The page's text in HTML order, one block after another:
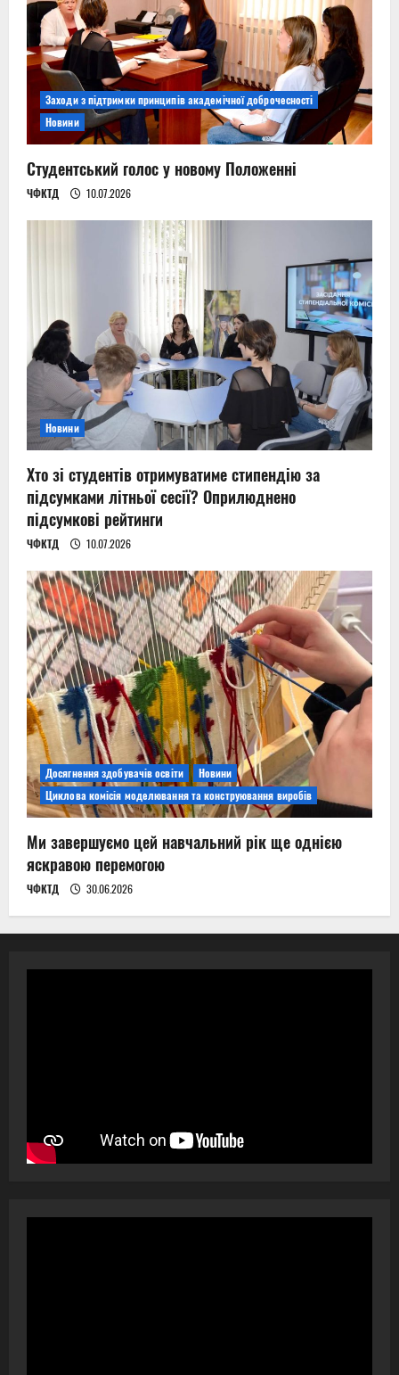
Заходи з підтримки принципів академічної доброчесності
Новини
Студентський голос у новому Положенні
ЧФКТД 10.07.2026
Новини
Хто зі студентів отримуватиме стипендію за
підсумками літньої сесії? Оприлюднено
підсумкові рейтинги
ЧФКТД 10.07.2026
Досягнення здобувачів освіти
Новини
Циклова комісія моделювання та конструювання виробів
Ми завершуємо цей навчальний рік ще однією
яскравою перемогою
ЧФКТД 30.06.2026